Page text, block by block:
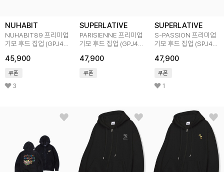
NUHABIT
NUHABIT89 프리미엄
기모 후드 집업 (GPJ4-
45,900
쿠폰
3
SUPERLATIVE
PARISIENNE 프리미엄
기모 후드 집업 (GPJ4-
47,900
쿠폰
SUPERLATIVE
S-PASSION 프리미엄
기모 후드 집업 (SPJ4-
47,900
쿠폰
1